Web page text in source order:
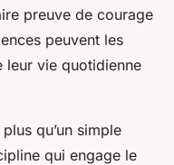
preuve de courage
peuvent les
leur vie quotidienne
qu’un simple
qui engage le